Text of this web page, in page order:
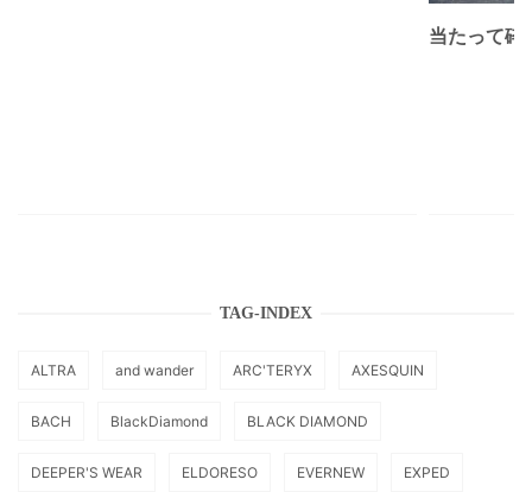
当たって砕
TAG-INDEX
ALTRA and wander ARC'TERYX AXESQUIN
BACH BlackDiamond BLACK DIAMOND
DEEPER'S WEAR ELDORESO EVERNEW EXPED